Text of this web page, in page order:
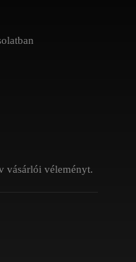
vásárlói véleményt.